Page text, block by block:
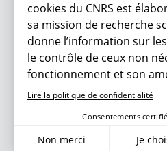
cookies du CNRS est
sa mission de recherche
donne l’information sur
le contrôle de ceux non
fonctionnement et son
Lire la politique de confidentialité
Consentements
Non merci Je